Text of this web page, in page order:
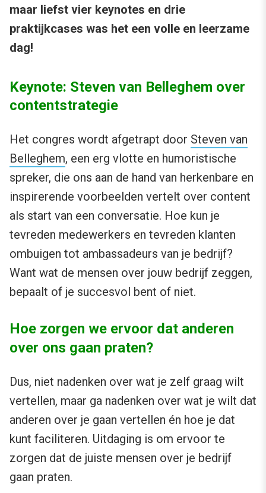
maar liefst vier keynotes en drie
praktijkcases was het een volle en leerzame
dag!
Keynote: Steven van Belleghem over
contentstrategie
Het congres wordt afgetrapt door Steven van
Belleghem, een erg vlotte en humoristische
spreker, die ons aan de hand van herkenbare en
inspirerende voorbeelden vertelt over content
als start van een conversatie. Hoe kun je
tevreden medewerkers en tevreden klanten
ombuigen tot ambassadeurs van je bedrijf?
Want wat de mensen over jouw bedrijf zeggen,
bepaalt of je succesvol bent of niet.
Hoe zorgen we ervoor dat anderen
over ons gaan praten?
Dus, niet nadenken over wat je zelf graag wilt
vertellen, maar ga nadenken over wat je wilt dat
anderen over je gaan vertellen én hoe je dat
kunt faciliteren. Uitdaging is om ervoor te
zorgen dat de juiste mensen over je bedrijf
gaan praten.